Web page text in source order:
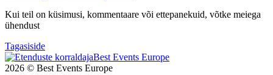
Kui teil on küsimusi, kommentaare või ettepanekuid, võtke meiega
ühendust
Tagasiside
2026 © Best Events Europe